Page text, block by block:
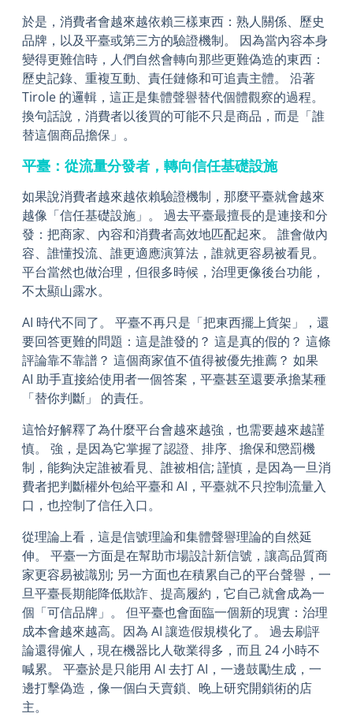
於是，消費者會越來越依賴三樣東西：熟人關係、歷史
品牌，以及平臺或第三方的驗證機制。 因為當內容本身
變得更難信時，人們自然會轉向那些更難偽造的東西：
歷史記錄、重複互動、責任鏈條和可追責主體。 沿著
Tirole 的邏輯，這正是集體聲譽替代個體觀察的過程。
換句話說，消費者以後買的可能不只是商品，而是「誰
替這個商品擔保」。
平臺：從流量分發者，轉向信任基礎設施
如果說消費者越來越依賴驗證機制，那麼平臺就會越來
越像「信任基礎設施」。 過去平臺最擅長的是連接和分
發：把商家、內容和消費者高效地匹配起來。 誰會做內
容、誰懂投流、誰更適應演算法，誰就更容易被看見。
平台當然也做治理，但很多時候，治理更像後台功能，
不太顯山露水。
AI 時代不同了。 平臺不再只是「把東西擺上貨架」，還
要回答更難的問題：這是誰發的？ 這是真的假的？ 這條
評論靠不靠譜？ 這個商家值不值得被優先推薦？ 如果
AI 助手直接給使用者一個答案，平臺甚至還要承擔某種
「替你判斷」 的責任。
這恰好解釋了為什麼平台會越來越強，也需要越來越謹
慎。 強，是因為它掌握了認證、排序、擔保和懲罰機
制，能夠決定誰被看見、誰被相信; 謹慎，是因為一旦消
費者把判斷權外包給平臺和 AI，平臺就不只控制流量入
口，也控制了信任入口。
從理論上看，這是信號理論和集體聲譽理論的自然延
伸。 平臺一方面是在幫助市場設計新信號，讓高品質商
家更容易被識別; 另一方面也在積累自己的平台聲譽，一
旦平臺長期能降低欺詐、提高履約，它自己就會成為一
個「可信品牌」。 但平臺也會面臨一個新的現實：治理
成本會越來越高。因為 AI 讓造假規模化了。 過去刷評
論還得僱人，現在機器比人敬業得多，而且 24 小時不
喊累。 平臺於是只能用 AI 去打 AI，一邊鼓勵生成，一
邊打擊偽造，像一個白天賣鎖、晚上研究開鎖術的店
主。